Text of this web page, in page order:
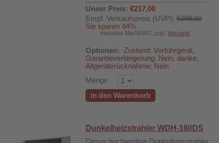
Unser Preis: €217,00
Empf. Verkaufspreis (UVP): €389,00
Sie sparen 44%
inklusive MwSt/VAT, zzgl. Versand
Optionen:
Zustand: Vorführgerät,
Garantieverlängerung: Nein, danke,
Altgeräterücknahme: Nein
Menge
in den Warenkorb
Dunkelheizstrahler WDH-180DS